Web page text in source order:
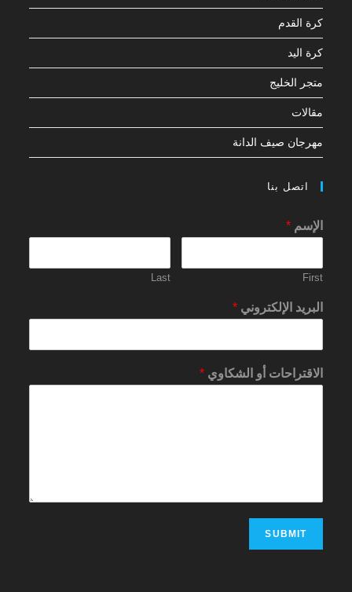
كرة القدم
كرة اليد
متجر الخليج
مقالات
مهرجان صيف الدانة
اتصل بنا
الإسم*
First
Last
البريد الإلكتروني*
الاقتراحات أو الشكاوي*
SUBMIT